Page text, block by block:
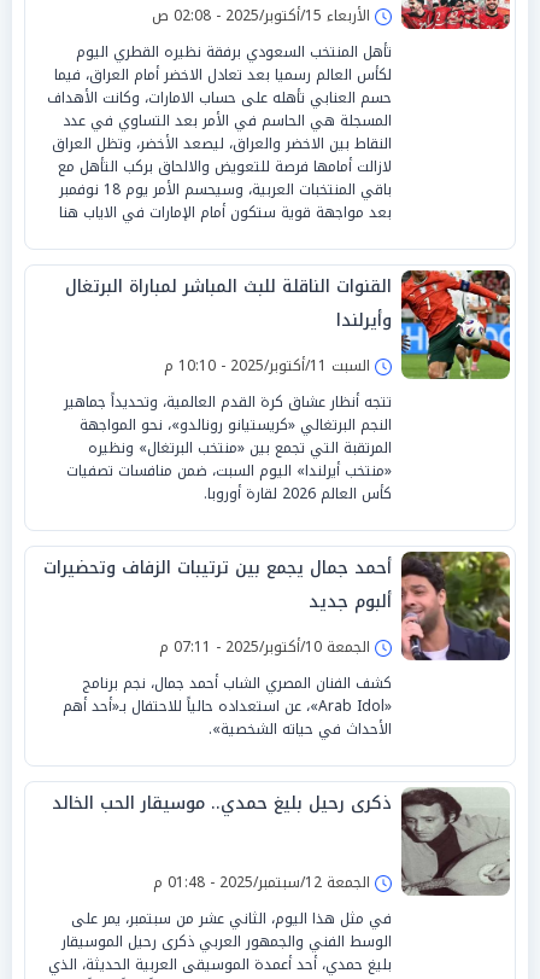
الأربعاء 15/أكتوبر/2025 - 02:08 ص
تأهل المنتخب السعودي برفقة نظيره القطري اليوم
لكأس العالم رسميا بعد تعادل الاخضر أمام العراق، فيما
حسم العنابي تأهله على حساب الامارات، وكانت الأهداف
المسجلة هي الحاسم في الأمر بعد التساوي في عدد
النقاط بين الاخضر والعراق، ليصعد الأخضر، وتظل العراق
لازالت أمامها فرصة للتعويض والالحاق بركب التأهل مع
باقي المنتخبات العربية، وسيحسم الأمر يوم 18 نوفمبر
بعد مواجهة قوية ستكون أمام الإمارات في الاياب هنا
القنوات الناقلة للبث المباشر لمباراة البرتغال
وأيرلندا
السبت 11/أكتوبر/2025 - 10:10 م
تتجه أنظار عشاق كرة القدم العالمية، وتحديداً جماهير
النجم البرتغالي «كريستيانو رونالدو»، نحو المواجهة
المرتقبة التي تجمع بين «منتخب البرتغال» ونظيره
«منتخب أيرلندا» اليوم السبت، ضمن منافسات تصفيات
كأس العالم 2026 لقارة أوروبا.
أحمد جمال يجمع بين ترتيبات الزفاف وتحضيرات
ألبوم جديد
الجمعة 10/أكتوبر/2025 - 07:11 م
كشف الفنان المصري الشاب أحمد جمال، نجم برنامج
«Arab Idol»، عن استعداده حالياً للاحتفال بـ«أحد أهم
الأحداث في حياته الشخصية».
ذكرى رحيل بليغ حمدي.. موسيقار الحب الخالد
الجمعة 12/سبتمبر/2025 - 01:48 م
في مثل هذا اليوم، الثاني عشر من سبتمبر، يمر على
الوسط الفني والجمهور العربي ذكرى رحيل الموسيقار
بليغ حمدي، أحد أعمدة الموسيقى العربية الحديثة، الذي